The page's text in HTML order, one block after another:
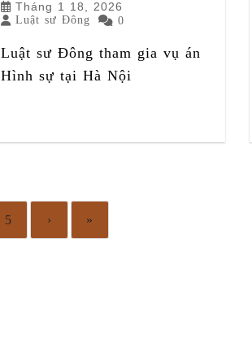
Tháng 1 18, 2026
Luật sư Đông 0
Luật sư Đông tham gia vụ án
Hình sự tại Hà Nội
5 › »